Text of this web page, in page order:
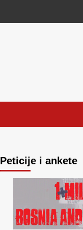
Peticije i ankete